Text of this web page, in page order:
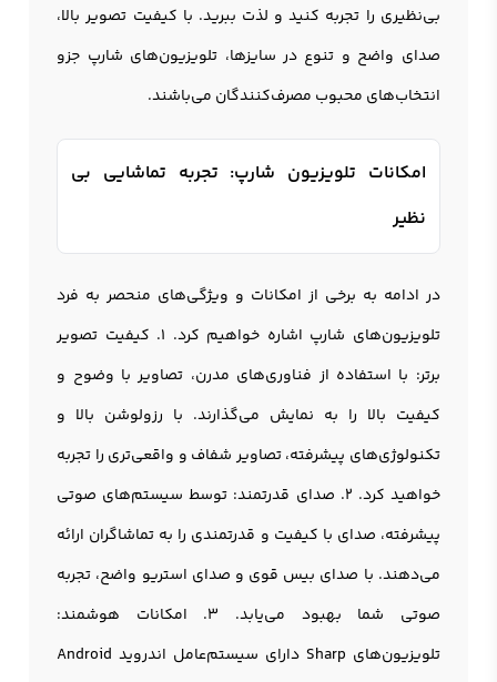
بی‌نظیری را تجربه کنید و لذت ببرید. با کیفیت تصویر بالا،
صدای واضح و تنوع در سایزها، تلويزيون‌های شارپ جزو
انتخاب‌های محبوب مصرف‌کنندگان می‌باشند.
امکانات تلویزیون شارپ: تجربه تماشایی بی
نظیر
در ادامه به برخی از امکانات و ویژگی‌های منحصر به فرد
تلويزيون‌های شارپ اشاره خواهیم کرد. 1. کیفیت تصویر
برتر: با استفاده از فناوری‌های مدرن، تصاویر با وضوح و
کیفیت بالا را به نمایش می‌گذارند. با رزولوشن بالا و
تکنولوژی‌های پیشرفته، تصاویر شفاف و واقعی‌تری را تجربه
خواهید کرد. 2. صدای قدرتمند: توسط سیستم‌های صوتی
پیشرفته، صدای با کیفیت و قدرتمندی را به تماشاگران ارائه
می‌دهند. با صدای بیس قوی و صدای استریو واضح، تجربه
صوتی شما بهبود می‌یابد. 3. امکانات هوشمند:
تلويزيون‌های Sharp دارای سیستم‌عامل اندروید Android